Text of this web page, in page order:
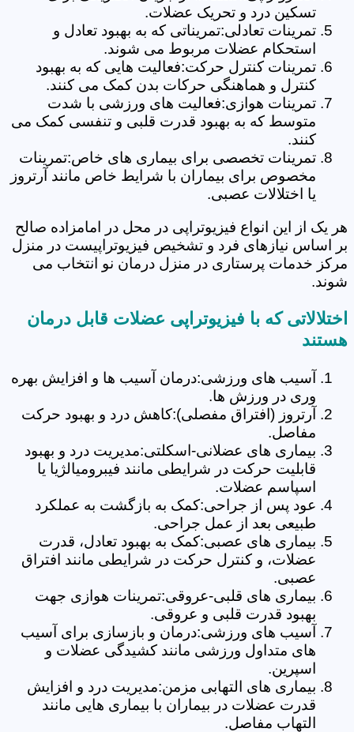
تسکین درد و تحریک عضلات.
تمرینات تعادلی:تمریناتی که به بهبود تعادل و
استحکام عضلات مربوط می شوند.
تمرینات کنترل حرکت:فعالیت هایی که به بهبود
کنترل و هماهنگی حرکات بدن کمک می کنند.
تمرینات هوازی:فعالیت های ورزشی با شدت
متوسط که به بهبود قدرت قلبی و تنفسی کمک می
کنند.
تمرینات تخصصی برای بیماری های خاص:تمرینات
مخصوص برای بیماران با شرایط خاص مانند آرتروز
یا اختلالات عصبی.
هر یک از این انواع فیزیوتراپی در محل در امامزاده صالح
بر اساس نیازهای فرد و تشخیص فیزیوتراپیست در منزل
مرکز خدمات پرستاری در منزل درمان نو انتخاب می
شوند.
اختلالاتی که با فیزیوتراپی عضلات قابل درمان
هستند
آسیب های ورزشی:درمان آسیب ها و افزایش بهره
وری در ورزش ها.
آرتروز (افتراق مفصلی):کاهش درد و بهبود حرکت
مفاصل.
بیماری های عضلانی-اسکلتی:مدیریت درد و بهبود
قابلیت حرکت در شرایطی مانند فیبرومیالژیا یا
اسپاسم عضلات.
عود پس از جراحی:کمک به بازگشت به عملکرد
طبیعی بعد از عمل جراحی.
بیماری های عصبی:کمک به بهبود تعادل، قدرت
عضلات، و کنترل حرکت در شرایطی مانند افتراق
عصبی.
بیماری های قلبی-عروقی:تمرینات هوازی جهت
بهبود قدرت قلبی و عروقی.
آسیب های ورزشی:درمان و بازسازی برای آسیب
های متداول ورزشی مانند کشیدگی عضلات و
اسپرین.
بیماری های التهابی مزمن:مدیریت درد و افزایش
قدرت عضلات در بیماران با بیماری هایی مانند
التهاب مفاصل.